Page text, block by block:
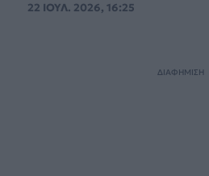
22 ΙΟΥΛ. 2026, 16:25
ΔΙΑΦΗΜΙΣΗ